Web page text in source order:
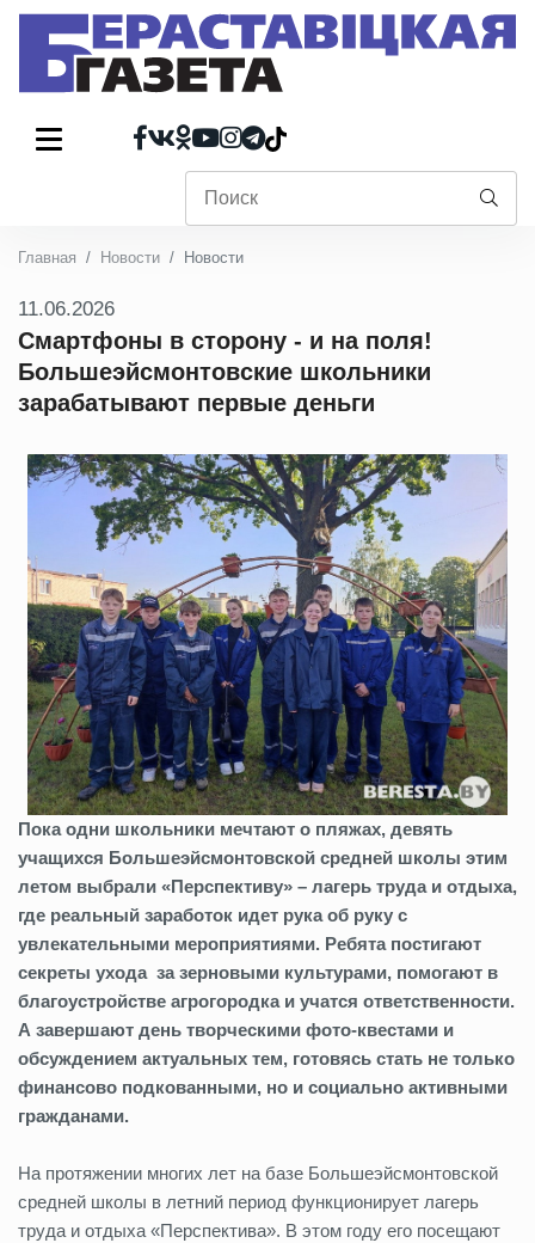
Главная Новости Новости
11.06.2026
Смартфоны в сторону - и на поля!
Большеэйсмонтовские школьники
зарабатывают первые деньги
Пока одни школьники мечтают о пляжах, девять
учащихся Большеэйсмонтовской средней школы этим
летом выбрали «Перспективу» – лагерь труда и отдыха,
где реальный заработок идет рука об руку с
увлекательными мероприятиями. Ребята постигают
секреты ухода за зерновыми культурами, помогают в
благоустройстве агрогородка и учатся ответственности.
А завершают день творческими фото-квестами и
обсуждением актуальных тем, готовясь стать не только
финансово подкованными, но и социально активными
гражданами.
На протяжении многих лет на базе Большеэйсмонтовской
средней школы в летний период функционирует лагерь
труда и отдыха «Перспектива». В этом году его посещают